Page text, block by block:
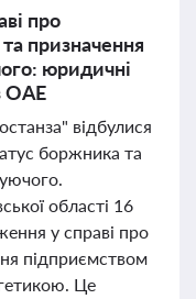
про
призначення
юридичні
ОАЕ
відбулися
боржника та
області 16
у справі про
підприємством
Це